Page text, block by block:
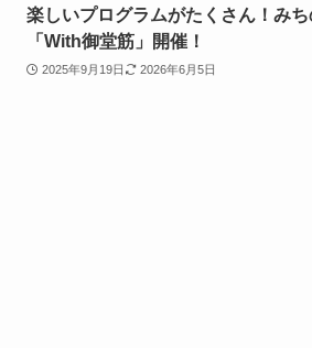
楽しいプログラムがたくさん！み
「With御堂筋」開催！
2025年9月19日 2026年6月5日